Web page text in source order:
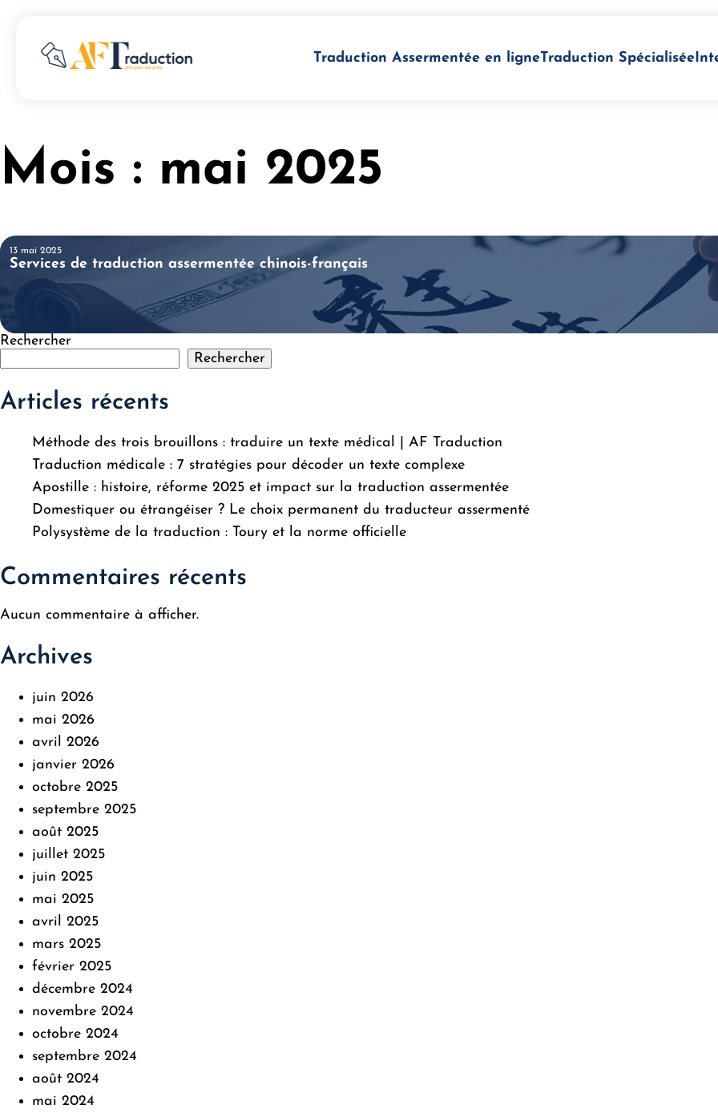
Traduction Assermentée en ligneTraduction Spécialisée
Mois : mai 2025
13 mai 2025
Services de traduction assermentée chinois-français
Rechercher
Rechercher
Articles récents
Méthode des trois brouillons : traduire un texte médical | AF Traduction
Traduction médicale : 7 stratégies pour décoder un texte complexe
Apostille : histoire, réforme 2025 et impact sur la traduction assermentée
Domestiquer ou étrangéiser ? Le choix permanent du traducteur assermenté
Polysystème de la traduction : Toury et la norme officielle
Commentaires récents
Aucun commentaire à afficher.
Archives
juin 2026
mai 2026
avril 2026
janvier 2026
octobre 2025
septembre 2025
août 2025
juillet 2025
juin 2025
mai 2025
avril 2025
mars 2025
février 2025
décembre 2024
novembre 2024
octobre 2024
septembre 2024
août 2024
mai 2024